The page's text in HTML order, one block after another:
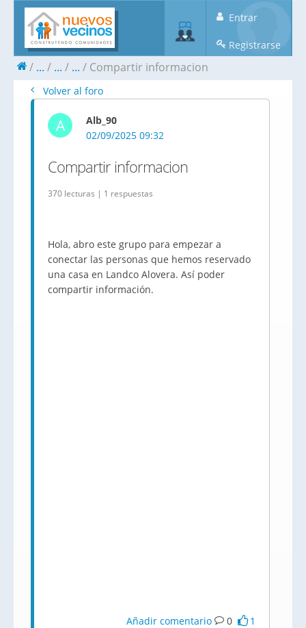
Entrar
Registrarse
... ... ... Compartir informacion
Volver al foro
A
Alb_90
02/09/2025 09:32
Compartir informacion
370 lecturas | 1 respuestas
Hola, abro este grupo para empezar a
conectar las personas que hemos reservado
una casa en Landco Alovera. Así poder
compartir información.
Añadir comentario 0 1